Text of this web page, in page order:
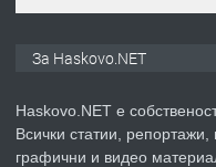
За Haskovo.NET
Haskovo.NET е
Всички статии, репортажи,
графични и видео